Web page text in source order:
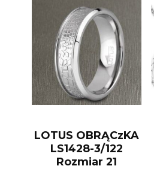
LOTUS OBRĄCzKA
LS1428-3/122
Rozmiar 21